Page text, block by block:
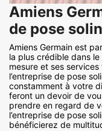
Amiens
de pose
Amiens Germain est
la plus crédible dans
mesure et ses
l’entreprise de pose
constamment à votre
feront un devoir de
prendre en regard de
l’entreprise de pose
bénéficierez de